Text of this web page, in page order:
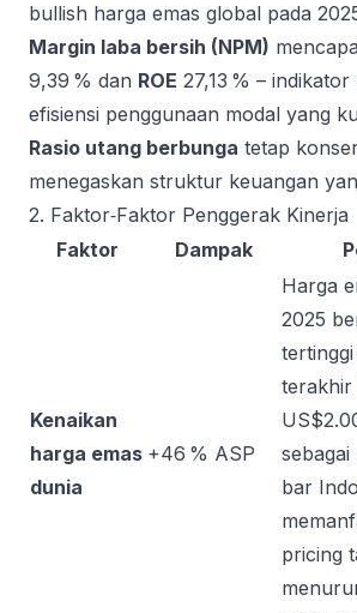
bullish harga emas global pada
Margin laba bersih (NPM)
9,39 % dan ROE 27,13 % –
efisiensi penggunaan modal yang
Rasio utang berbunga tetap
menegaskan struktur keuangan
2. Faktor‑Faktor Penggerak Kinerja
Faktor
Dampak
Kenaikan
harga emas
dunia
+46 % ASP
Harga
2025
terakhir
bar
pricing